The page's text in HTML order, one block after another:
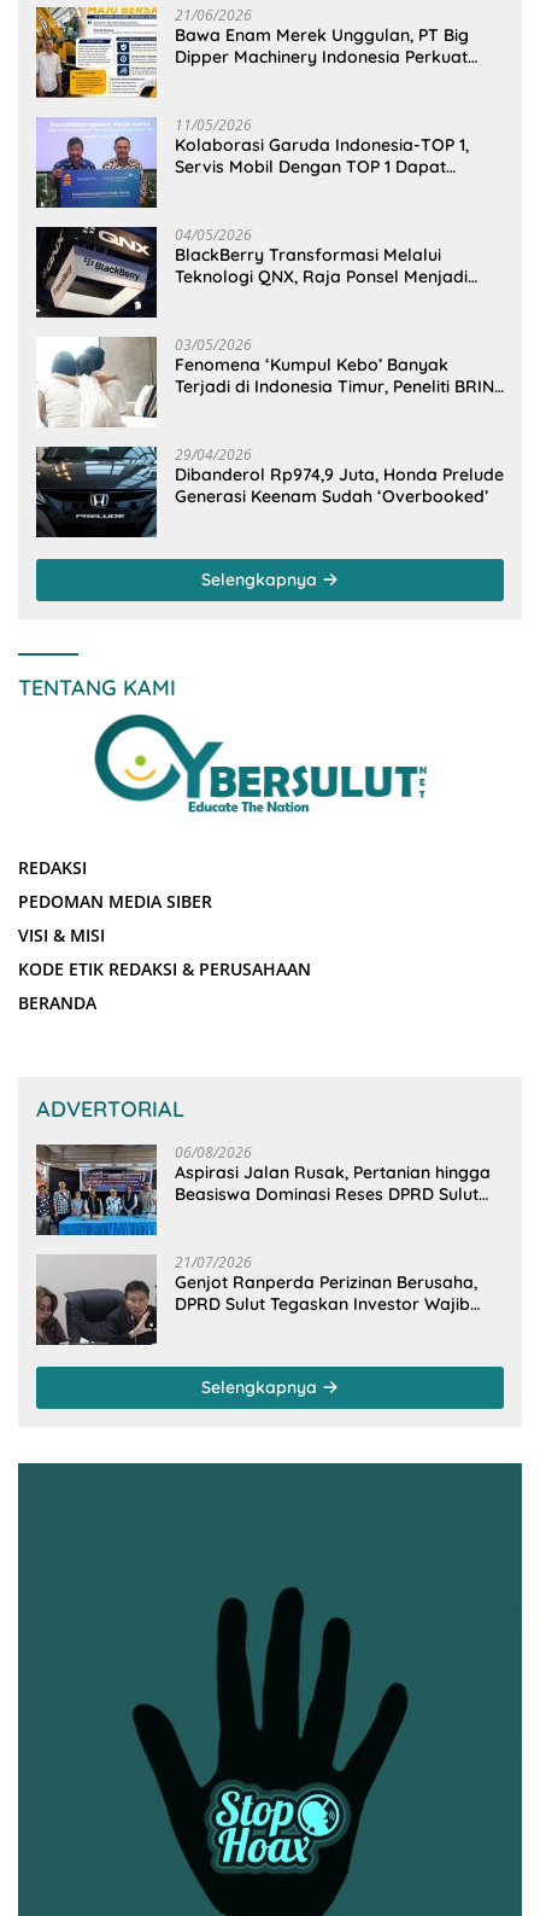
21/06/2026
Bawa Enam Merek Unggulan, PT Big
Dipper Machinery Indonesia Perkuat
11/05/2026
Kolaborasi Garuda Indonesia-TOP 1,
Servis Mobil Dengan TOP 1 Dapat
04/05/2026
BlackBerry Transformasi Melalui
Teknologi QNX, Raja Ponsel Menjadi
03/05/2026
Fenomena ‘Kumpul Kebo’ Banyak
Terjadi di Indonesia Timur, Peneliti BRIN
29/04/2026
Dibanderol Rp974,9 Juta, Honda Prelude
Generasi Keenam Sudah ‘Overbooked’
Selengkapnya
TENTANG KAMI
REDAKSI
PEDOMAN MEDIA SIBER
VISI & MISI
KODE ETIK REDAKSI & PERUSAHAAN
BERANDA
ADVERTORIAL
06/08/2026
Aspirasi Jalan Rusak, Pertanian hingga
Beasiswa Dominasi Reses DPRD Sulut
21/07/2026
Genjot Ranperda Perizinan Berusaha,
DPRD Sulut Tegaskan Investor Wajib
Selengkapnya